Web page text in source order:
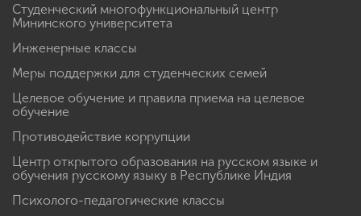
Студенческий многофункциональный центр
Мининского университета
Инженерные классы
Меры поддержки для студенческих семей
Целевое обучение и правила приема на целевое
обучение
Противодействие коррупции
Центр открытого образования на русском языке и
обучения русскому языку в Республике Индия
Психолого-педагогические классы